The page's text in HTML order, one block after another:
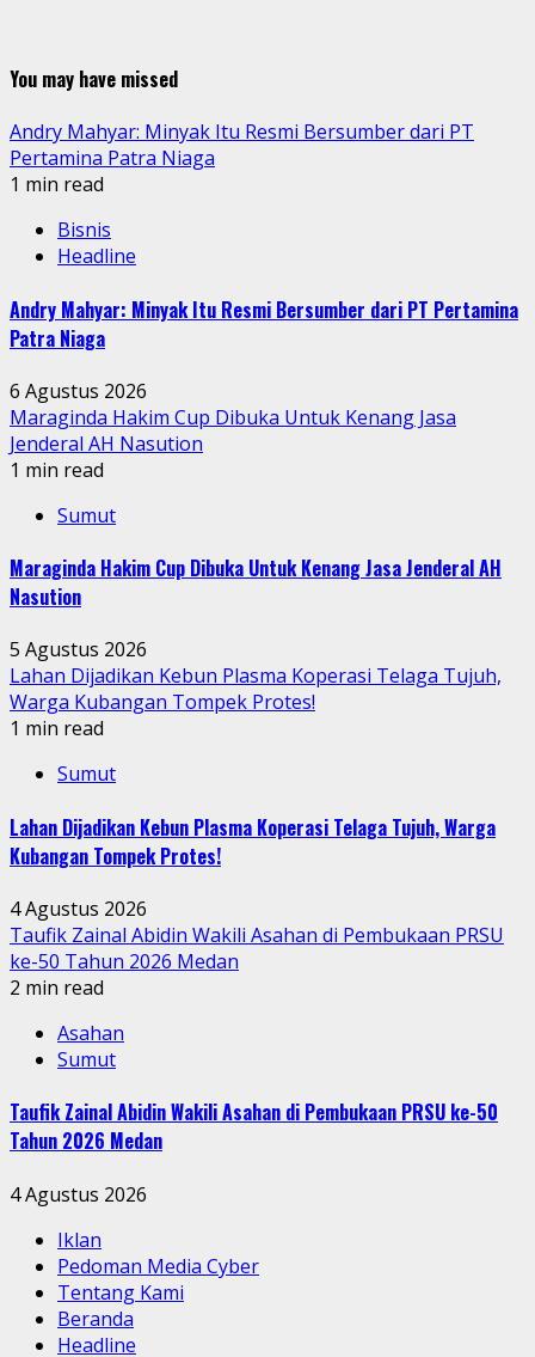
You may have missed
Andry Mahyar: Minyak Itu Resmi Bersumber dari PT
Pertamina Patra Niaga
1 min read
Bisnis
Headline
Andry Mahyar: Minyak Itu Resmi Bersumber dari PT Pertamina
Patra Niaga
6 Agustus 2026
Maraginda Hakim Cup Dibuka Untuk Kenang Jasa
Jenderal AH Nasution
1 min read
Sumut
Maraginda Hakim Cup Dibuka Untuk Kenang Jasa Jenderal AH
Nasution
5 Agustus 2026
Lahan Dijadikan Kebun Plasma Koperasi Telaga Tujuh,
Warga Kubangan Tompek Protes!
1 min read
Sumut
Lahan Dijadikan Kebun Plasma Koperasi Telaga Tujuh, Warga
Kubangan Tompek Protes!
4 Agustus 2026
Taufik Zainal Abidin Wakili Asahan di Pembukaan PRSU
ke-50 Tahun 2026 Medan
2 min read
Asahan
Sumut
Taufik Zainal Abidin Wakili Asahan di Pembukaan PRSU ke-50
Tahun 2026 Medan
4 Agustus 2026
Iklan
Pedoman Media Cyber
Tentang Kami
Beranda
Headline